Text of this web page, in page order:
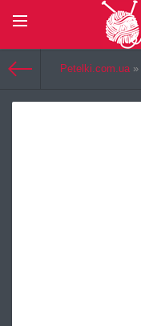
Petelki.com.ua»